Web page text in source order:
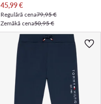
Pašreizējā cena
45,99€
Regulārā cena79,95 €
Zemākā cena50,95 €